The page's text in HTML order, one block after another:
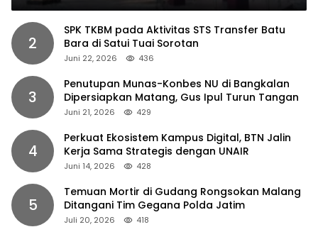
2
SPK TKBM pada Aktivitas STS Transfer Batu
Bara di Satui Tuai Sorotan
Juni 22, 2026 436
3
Penutupan Munas-Konbes NU di Bangkalan
Dipersiapkan Matang, Gus Ipul Turun Tangan
Juni 21, 2026 429
4
Perkuat Ekosistem Kampus Digital, BTN Jalin
Kerja Sama Strategis dengan UNAIR
Juni 14, 2026 428
5
Temuan Mortir di Gudang Rongsokan Malang
Ditangani Tim Gegana Polda Jatim
Juli 20, 2026 418